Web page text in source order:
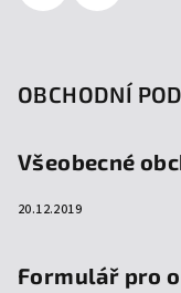
OBCHODNÍ
Všeobecné
20.12.2019
Formulář pro